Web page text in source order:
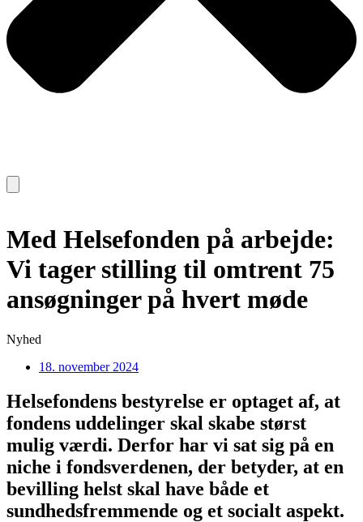
Med Helsefonden på arbejde:
Vi tager stilling til omtrent 75
ansøgninger på hvert møde
Nyhed
18. november 2024
Helsefondens bestyrelse er optaget af, at
fondens uddelinger skal skabe størst
mulig værdi. Derfor har vi sat sig på en
niche i fondsverdenen, der betyder, at en
bevilling helst skal have både et
sundhedsfremmende og et socialt aspekt.